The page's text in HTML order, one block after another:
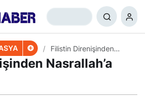
Filistin Direnişinden
Nasrallah’a Destek
Nasrallah’a
+ 0 Paylaş